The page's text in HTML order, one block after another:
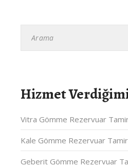
Hizmet
Vitra Gömme Rezervuar
Kale Gömme Rezervuar
Geberit Gömme Rezervuar